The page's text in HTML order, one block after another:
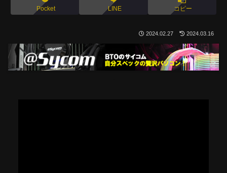
Pocket LINE コピー
2024.02.27 2024.03.16